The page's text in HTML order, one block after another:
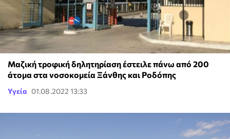
Μαζική τροφική δηλητηρίαση έστειλε πάνω από 200
άτομα στα νοσοκομεία Ξάνθης και Ροδόπης
Υγεία 01.08.2022 13:33